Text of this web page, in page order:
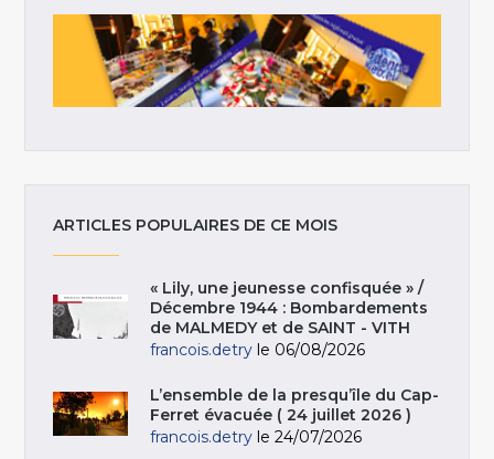
ARTICLES POPULAIRES DE CE MOIS
« Lily, une jeunesse confisquée » /
Décembre 1944 : Bombardements
de MALMEDY et de SAINT - VITH
francois.detry le 06/08/2026
L’ensemble de la presqu’île du Cap-
Ferret évacuée ( 24 juillet 2026 )
francois.detry le 24/07/2026